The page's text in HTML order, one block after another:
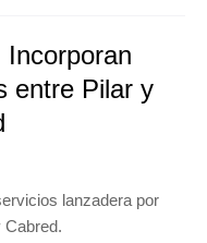
entre Pilar y
lanzadera por
Cabred.